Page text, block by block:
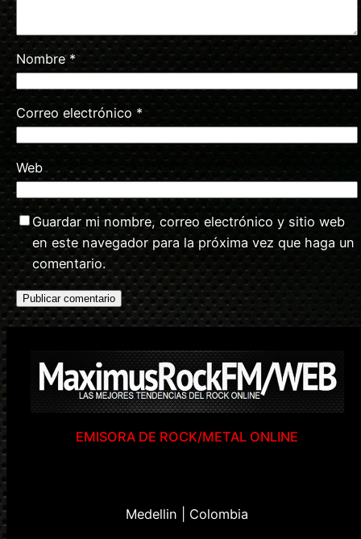
Nombre*
Correo electrónico *
Web
Guardar mi nombre, correo electrónico y sitio web
en este navegador para la próxima vez que haga un
comentario.
EMISORA DE ROCK/METAL ONLINE
Medellin | Colombia